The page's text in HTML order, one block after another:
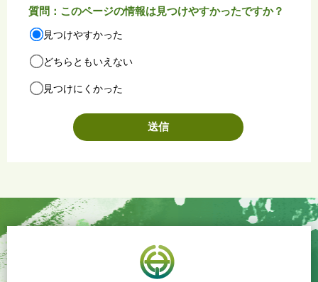
質問：このページの情報は見つけやすかったですか？
見つけやすかった
どちらともいえない
見つけにくかった